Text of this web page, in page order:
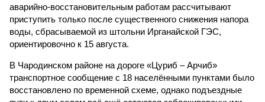
аварийно-восстановительным работам рассчитывают
приступить только после существенного снижения напора
воды, сбрасываемой из штольни Ирганайской ГЭС,
ориентировочно к 15 августа.
В Чародинском районе на дороге «Цуриб – Арчиб»
транспортное сообщение с 18 населёнными пунктами было
восстановлено по временной схеме, однако подъездные